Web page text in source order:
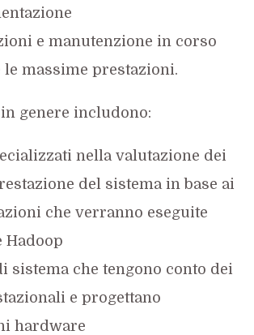
e manutenzione in corso
massime prestazioni.
genere includono:
nella valutazione dei
del sistema in base ai
che verranno eseguite
Hadoop
sistema che tengono conto dei
e progettano
hardware